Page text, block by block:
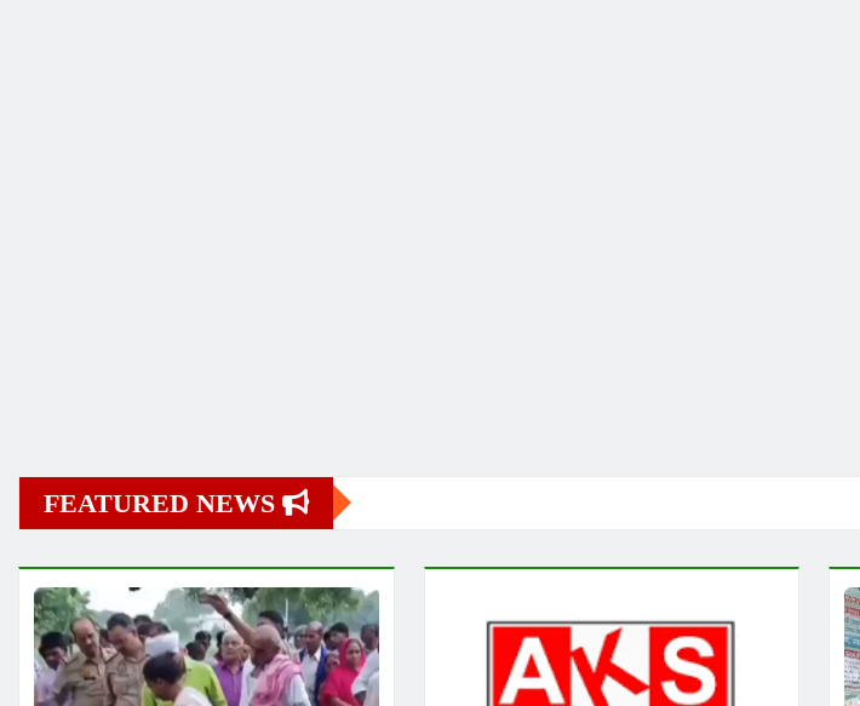
FEATURED NEWS